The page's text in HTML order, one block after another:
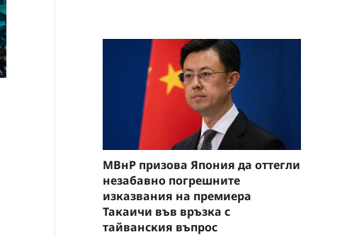
МВнР призова Япония да оттегли
незабавно погрешните
изказвания на премиера
Такаичи във връзка с
тайванския въпрос